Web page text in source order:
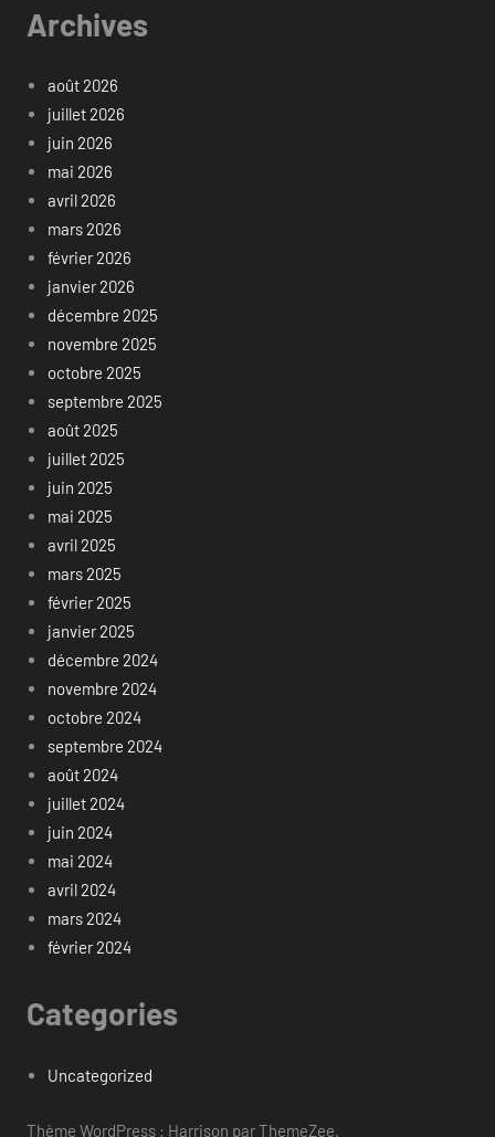
Archives
août 2026
juillet 2026
juin 2026
mai 2026
avril 2026
mars 2026
février 2026
janvier 2026
décembre 2025
novembre 2025
octobre 2025
septembre 2025
août 2025
juillet 2025
juin 2025
mai 2025
avril 2025
mars 2025
février 2025
janvier 2025
décembre 2024
novembre 2024
octobre 2024
septembre 2024
août 2024
juillet 2024
juin 2024
mai 2024
avril 2024
mars 2024
février 2024
Categories
Uncategorized
Thème WordPress : Harrison par ThemeZee.